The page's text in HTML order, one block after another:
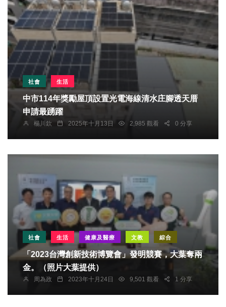
社會 生活
中市114年獎勵屋頂設置光電海線清水庄腳透天厝
申請最踴躍
楊川欽 2025年十月13日 2,985 觀看 0 分享
社會 生活 健康及醫療 文教 綜合
「2023台灣創新技術博覽會」發明競賽，大葉奪兩
金。（照片大葉提供）
周為政 2023年十月24日 9,501 觀看 1 分享